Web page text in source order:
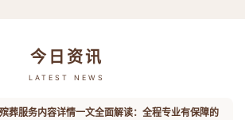
今日资讯
LATEST NEWS
葬服务内容详情一文全面解读：全程专业有保障的